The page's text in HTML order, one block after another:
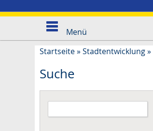
Menü
Startseite»Stadtentwicklung»
Suche